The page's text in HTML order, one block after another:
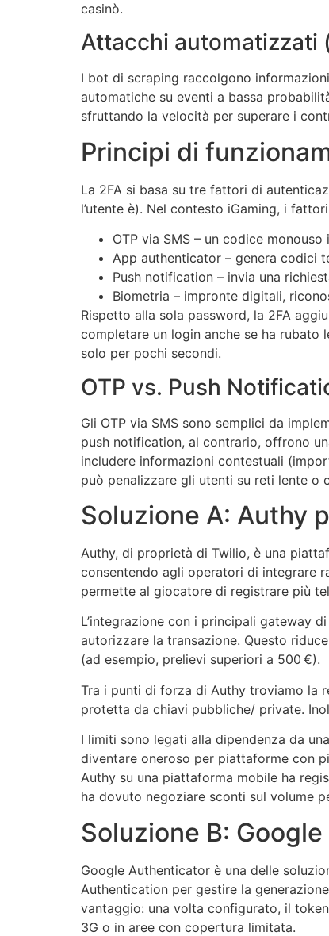
casinò.
Attacchi automatizzati
I bot di scraping raccolgono
automatiche su eventi a bassa
sfruttando la velocità per superare i
Principi di
La 2FA si basa su tre fattori di
l’utente è). Nel contesto iGaming, i
OTP via SMS – un codice
App authenticator – genera codici
Push notification – invia una
Biometria – impronte digitali,
Rispetto alla sola password, la 2FA
completare un login anche se ha
solo per pochi secondi.
OTP vs. Push
Gli OTP via SMS sono semplici da
push notification, al contrario, offrono
includere informazioni contestuali
può penalizzare gli utenti su reti lente o
Soluzione A: Authy
Authy, di proprietà di Twilio, è una
consentendo agli operatori di integrare
permette al giocatore di registrare più
L’integrazione con i principali gateway
autorizzare la transazione. Questo
(ad esempio, prelievi superiori a 500 €).
Tra i punti di forza di Authy troviamo la
protetta da chiavi pubbliche/ private.
I limiti sono legati alla dipendenza da
diventare oneroso per piattaforme con
Authy su una piattaforma mobile ha
ha dovuto negoziare sconti sul volume
Soluzione B:
Google Authenticator è una delle
Authentication per gestire la
vantaggio: una volta configurato, il
3G o in aree con copertura limitata.